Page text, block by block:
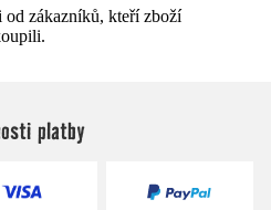
od zákazníků, kteří zboží
platby